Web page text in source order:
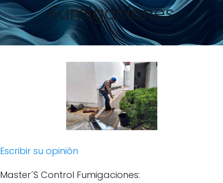
Fumigaciones
Escribir su opinión
Master´S Control Fumigaciones: